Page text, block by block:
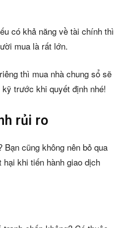
có khả năng về tài chính thì
mua là rất lớn.
thì mua nhà chung sổ sẽ
trước khi quyết định nhé!
rủi ro
cũng không nên bỏ qua
khi tiến hành giao dịch